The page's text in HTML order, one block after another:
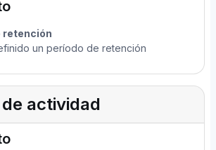
retención
un período de retención
actividad